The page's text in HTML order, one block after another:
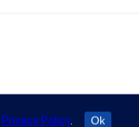
Privacy Policy. Ok